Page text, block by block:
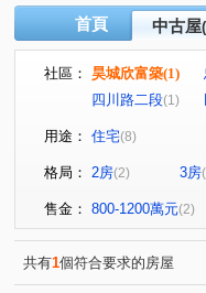
首頁 中古屋
社區： 昊城欣富築(1)
四川路二段(1)
用途： 住宅(8)
格局： 2房(2) 3房
售金： 800-1200萬元(2)
共有1個符合要求的房屋